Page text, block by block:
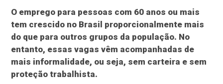
O emprego para pessoas com 60 anos ou mais
tem crescido no Brasil proporcionalmente mais
do que para outros grupos da população. No
entanto, essas vagas vêm acompanhadas de
mais informalidade, ou seja, sem carteira e sem
proteção trabalhista.